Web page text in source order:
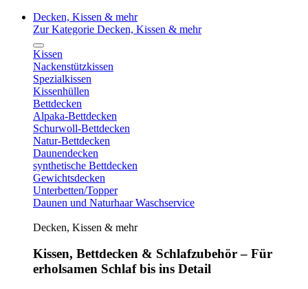
Decken, Kissen & mehr
Zur Kategorie Decken, Kissen & mehr
Kissen
Nackenstützkissen
Spezialkissen
Kissenhüllen
Bettdecken
Alpaka-Bettdecken
Schurwoll-Bettdecken
Natur-Bettdecken
Daunendecken
synthetische Bettdecken
Gewichtsdecken
Unterbetten/Topper
Daunen und Naturhaar Waschservice
Decken, Kissen & mehr
Kissen, Bettdecken & Schlafzubehör – Für
erholsamen Schlaf bis ins Detail